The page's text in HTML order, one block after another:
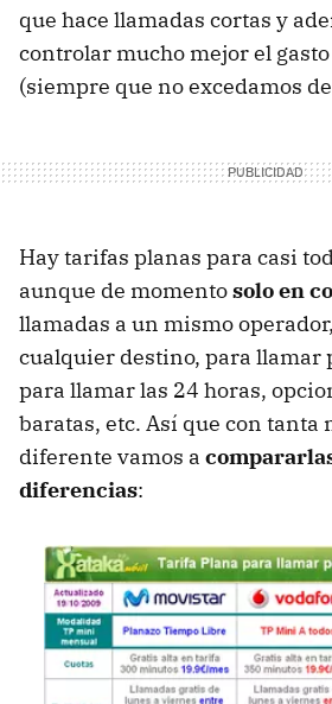
que hace llamadas cortas y
controlar mucho mejor el
(siempre que no excedamos
Hay tarifas planas para casi
aunque de momentosolo en
llamadas a un mismo
cualquier destino, para llamar
para llamar las 24 horas,
baratas, etc. Así que con tanta
diferente vamos a
diferencias: